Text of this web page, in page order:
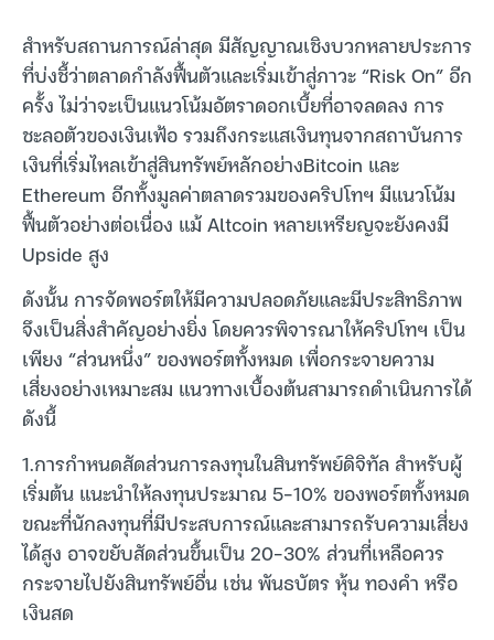
สำหรับสถานการณ์ล่าสุด มีสัญญาณเชิงบวกหลายประการ
ที่บ่งชี้ว่าตลาดกำลังฟื้นตัวและเริ่มเข้าสู่ภาวะ “Risk On” อีก
ครั้ง ไม่ว่าจะเป็นแนวโน้มอัตราดอกเบี้ยที่อาจลดลง การ
ชะลอตัวของเงินเฟ้อ รวมถึงกระแสเงินทุนจากสถาบันการ
เงินที่เริ่มไหลเข้าสู่สินทรัพย์หลักอย่างBitcoin และ
Ethereum อีกทั้งมูลค่าตลาดรวมของคริปโทฯ มีแนวโน้ม
ฟื้นตัวอย่างต่อเนื่อง แม้ Altcoin หลายเหรียญจะยังคงมี
Upside สูง
ดังนั้น การจัดพอร์ตให้มีความปลอดภัยและมีประสิทธิภาพ
จึงเป็นสิ่งสำคัญอย่างยิ่ง โดยควรพิจารณาให้คริปโทฯ เป็น
เพียง “ส่วนหนึ่ง” ของพอร์ตทั้งหมด เพื่อกระจายความ
เสี่ยงอย่างเหมาะสม แนวทางเบื้องต้นสามารถดำเนินการได้
ดังนี้
1.การกำหนดสัดส่วนการลงทุนในสินทรัพย์ดิจิทัล สำหรับผู้
เริ่มต้น แนะนำให้ลงทุนประมาณ 5-10% ของพอร์ตทั้งหมด
ขณะที่นักลงทุนที่มีประสบการณ์และสามารถรับความเสี่ยง
ได้สูง อาจขยับสัดส่วนขึ้นเป็น 20-30% ส่วนที่เหลือควร
กระจายไปยังสินทรัพย์อื่น เช่น พันธบัตร หุ้น ทองคำ หรือ
เงินสด